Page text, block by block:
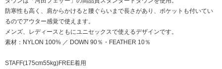
防寒性も高く、肩からかけると腰ぐらいまで長さがあり、ポケットも付いてい
るのでアウター感覚で使えます。
メンズ、レディースともにユニセックスで使えるデザインです。
素材：NYLON 100% ／ DOWN 90％・FEATHER 10％
STAFF(175cm55kg)FREE着用